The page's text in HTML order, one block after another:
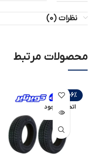
نظرات (0)
محصولات مرتبط
-6%
اتمام موجود
ی